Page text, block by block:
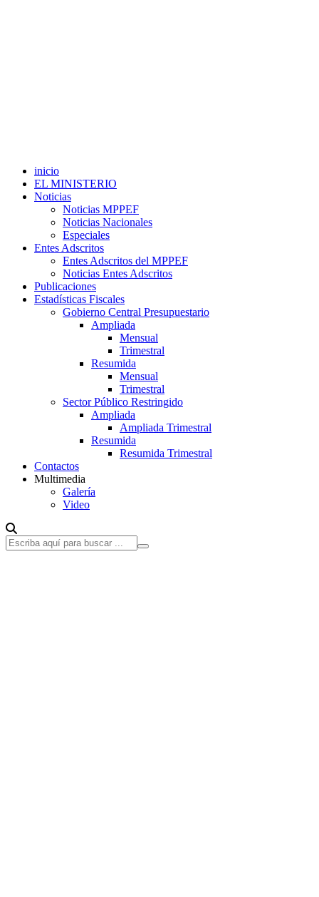
inicio
EL MINISTERIO
Noticias
Noticias MPPEF
Noticias Nacionales
Especiales
Entes Adscritos
Entes Adscritos del MPPEF
Noticias Entes Adscritos
Publicaciones
Estadísticas Fiscales
Gobierno Central Presupuestario
Ampliada
Mensual
Trimestral
Resumida
Mensual
Trimestral
Sector Público Restringido
Ampliada
Ampliada Trimestral
Resumida
Resumida Trimestral
Contactos
Multimedia
Galería
Video